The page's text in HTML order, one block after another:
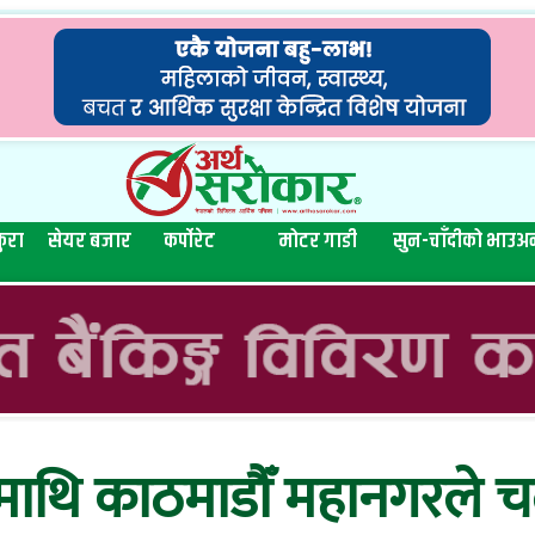
सेयर बजार कर्पोरेट मोटर गाडी सुन-चाँदीको भाउ
काठमाडौँ महानगरले